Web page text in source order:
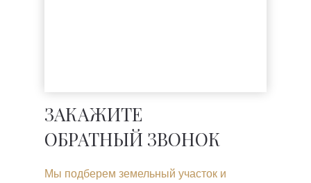
ЗАКАЖИТЕ
ОБРАТНЫЙ ЗВОНОК
Мы подберем земельный участок и